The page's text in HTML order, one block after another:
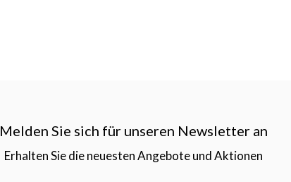
Melden Sie sich für unseren Newsletter an
Erhalten Sie die neuesten Angebote und Aktionen